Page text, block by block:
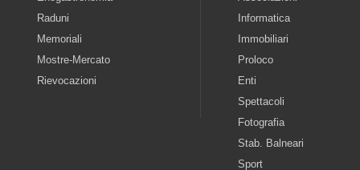
Raduni
Memoriali
Mostre-Mercato
Rievocazioni
Informatica
Immobiliari
Proloco
Enti
Spettacoli
Fotografia
Stab. Balneari
Sport